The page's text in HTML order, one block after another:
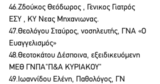
46.Ζδούκος Θεόδωρος , Γενικος Γιατρός
ΕΣΥ , ΚΥ Νεας Μηχανιωνας.
47.Θεολόγου Σταύρος, νοσηλευτής, ΓΝΑ «Ο
Ευαγγελισμός»
48.Θεοτοκάτου Δέσποινα, εξειδικευόμενη
ΜΕΘ ΓΝΠΑ"Π&Α ΚΥΡΙΑΚΟΥ"
49.Ιωαννίδου Ελένη, Παθολόγος, ΓΝ